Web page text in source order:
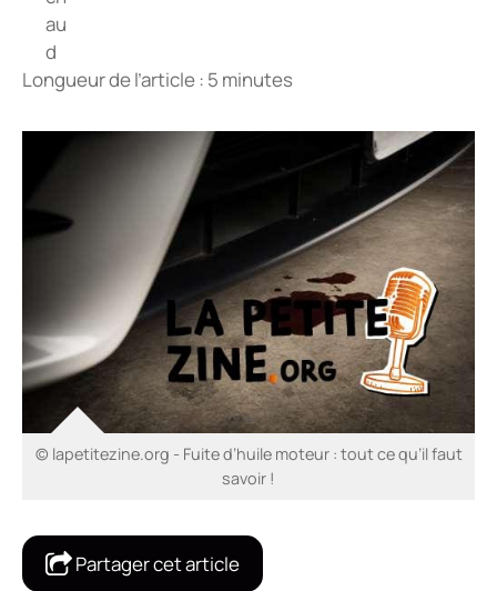
Longueur de l’article : 5 minutes
© lapetitezine.org - Fuite d’huile moteur : tout ce qu’il faut
savoir !
Partager cet article